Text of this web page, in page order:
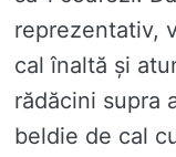
reprezentativ,
cal înaltă și
rădăcini supra
beldie de cal